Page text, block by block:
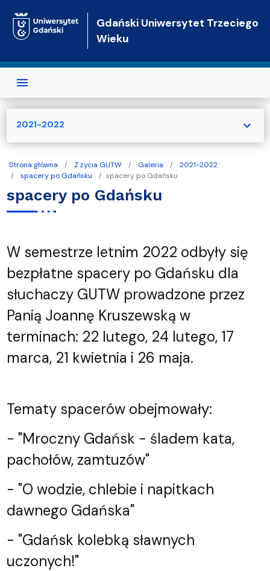
Gdański Uniwersytet Trzeciego
Wieku
Strona główna Z życia GUTW Galeria
2021-2022
spacery po Gdańsku
spacery po Gdańsku
spacery po Gdańsku
W semestrze letnim 2022 odbyły się
bezpłatne spacery po Gdańsku dla
słuchaczy GUTW prowadzone przez
Panią Joannę Kruszewską w
terminach: 22 lutego, 24 lutego, 17
marca, 21 kwietnia i 26 maja.
Tematy spacerów obejmowały:
- "Mroczny Gdańsk - śladem kata,
pachołów, zamtuzów"
- "O wodzie, chlebie i napitkach
dawnego Gdańska"
- "Gdańsk kolebką sławnych
uczonych!"
2021-2022 expand_more